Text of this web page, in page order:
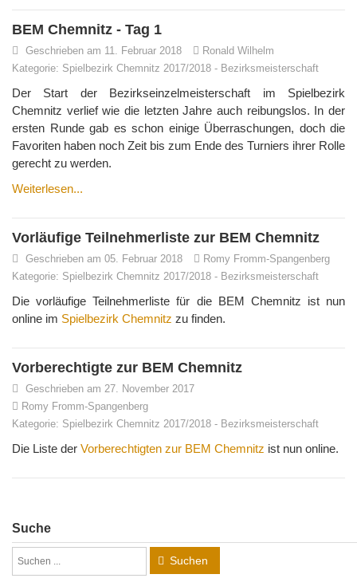
BEM Chemnitz - Tag 1
Geschrieben am 11. Februar 2018
Ronald Wilhelm
Kategorie: Spielbezirk Chemnitz 2017/2018 - Bezirksmeisterschaft
Der Start der Bezirkseinzelmeisterschaft im Spielbezirk
Chemnitz verlief wie die letzten Jahre auch reibungslos. In der
ersten Runde gab es schon einige Überraschungen, doch die
Favoriten haben noch Zeit bis zum Ende des Turniers ihrer Rolle
gerecht zu werden.
Weiterlesen...
Vorläufige Teilnehmerliste zur BEM Chemnitz
Geschrieben am 05. Februar 2018
Romy Fromm-Spangenberg
Kategorie: Spielbezirk Chemnitz 2017/2018 - Bezirksmeisterschaft
Die vorläufige Teilnehmerliste für die BEM Chemnitz ist nun
online im Spielbezirk Chemnitz zu finden.
Vorberechtigte zur BEM Chemnitz
Geschrieben am 27. November 2017
Romy Fromm-Spangenberg
Kategorie: Spielbezirk Chemnitz 2017/2018 - Bezirksmeisterschaft
Die Liste der Vorberechtigten zur BEM Chemnitz ist nun online.
Suche
Suchen